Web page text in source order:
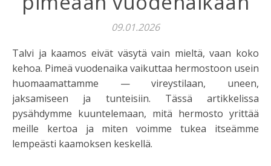
09.01.2026
Talvi ja kaamos eivät väsytä vain mieltä, vaan koko
kehoa. Pimeä vuodenaika vaikuttaa hermostoon usein
huomaamattamme — vireystilaan, uneen,
jaksamiseen ja tunteisiin. Tässä artikkelissa
pysähdymme kuuntelemaan, mitä hermosto yrittää
meille kertoa ja miten voimme tukea itseämme
lempeästi kaamoksen keskellä.